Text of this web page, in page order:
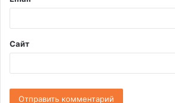
й
*
Сайт